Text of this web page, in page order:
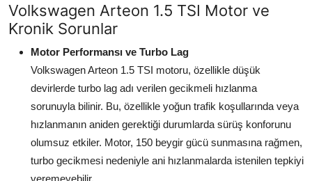
Elektrik & Akü
Aydınlatma & Görüş
Şanzıman & Aktarma
Dizel Sistemler
Multimedya & Elektronik
Volkswagen Arteon 1.5 TSI Motor ve
Kronik Sorunlar
Motor Performansı ve Turbo Lag
Volkswagen Arteon 1.5 TSI motoru, özellikle düşük
devirlerde turbo lag adı verilen gecikmeli hızlanma
sorunuyla bilinir. Bu, özellikle yoğun trafik koşullarında veya
hızlanmanın aniden gerektiği durumlarda sürüş konforunu
olumsuz etkiler. Motor, 150 beygir gücü sunmasına rağmen,
turbo gecikmesi nedeniyle ani hızlanmalarda istenilen tepkiyi
veremeyebilir.